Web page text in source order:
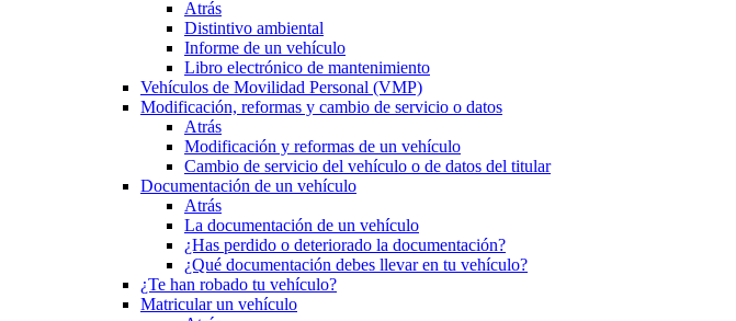
Atrás
Distintivo ambiental
Informe de un vehículo
Libro electrónico de mantenimiento
Vehículos de Movilidad Personal (VMP)
Modificación, reformas y cambio de servicio o datos
Atrás
Modificación y reformas de un vehículo
Cambio de servicio del vehículo o de datos del titular
Documentación de un vehículo
Atrás
La documentación de un vehículo
¿Has perdido o deteriorado la documentación?
¿Qué documentación debes llevar en tu vehículo?
¿Te han robado tu vehículo?
Matricular un vehículo